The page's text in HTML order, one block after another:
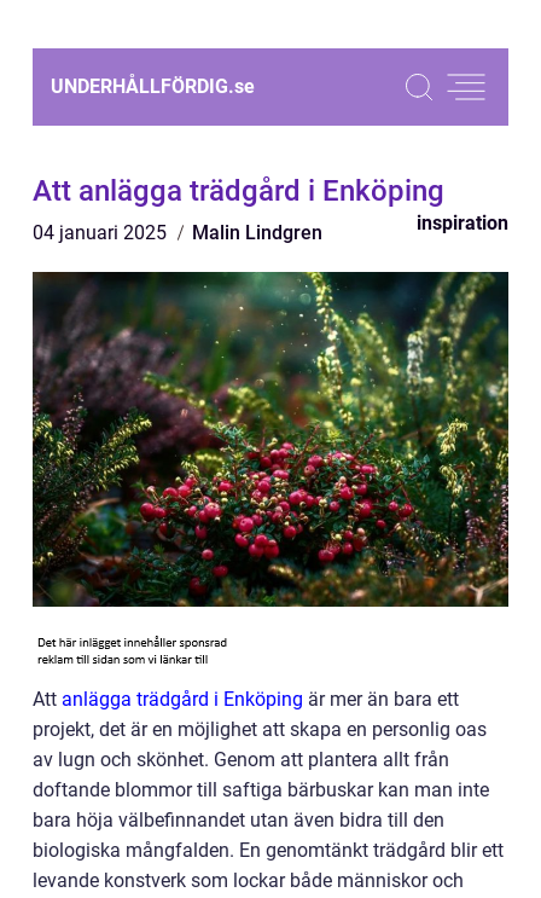
UNDERHÅLLFÖRDIG.se
Att anlägga trädgård i Enköping
04 januari 2025 Malin Lindgren inspiration
Att anlägga trädgård i Enköping är mer än bara ett
projekt, det är en möjlighet att skapa en personlig oas
av lugn och skönhet. Genom att plantera allt från
doftande blommor till saftiga bärbuskar kan man inte
bara höja välbefinnandet utan även bidra till den
biologiska mångfalden. En genomtänkt trädgård blir ett
levande konstverk som lockar både människor och